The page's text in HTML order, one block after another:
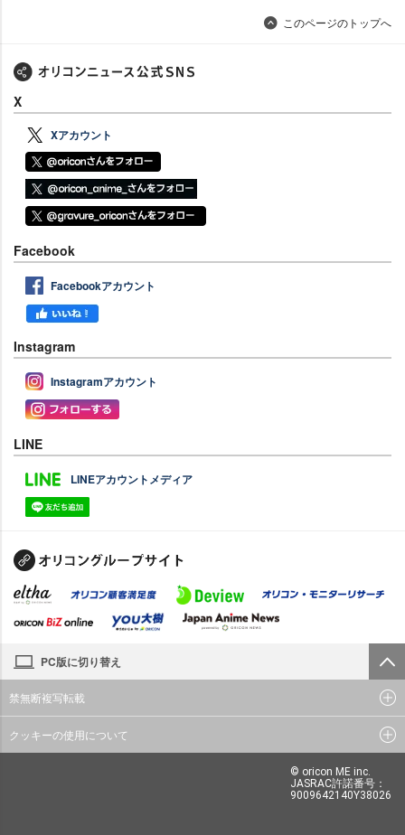
このページのトップへ
X
Xアカウント
Facebook
Facebookアカウント
Instagram
Instagramアカウント
LINE
LINEアカウントメディア
PC版に切り替え
禁無断複写転載
クッキーの使用について
© oricon ME inc.
JASRAC許諾番号：
9009642140Y38026